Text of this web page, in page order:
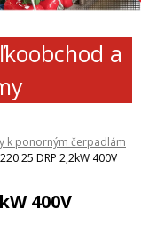
a
k ponorným čerpadlám
DRP 2,2kW 400V
400V